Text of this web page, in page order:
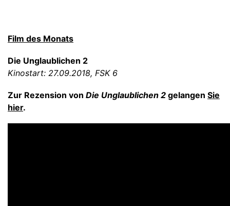
Film des Monats
Die Unglaublichen 2
Kinostart: 27.09.2018, FSK 6
Zur Rezension von Die Unglaublichen 2 gelangen Sie
hier.